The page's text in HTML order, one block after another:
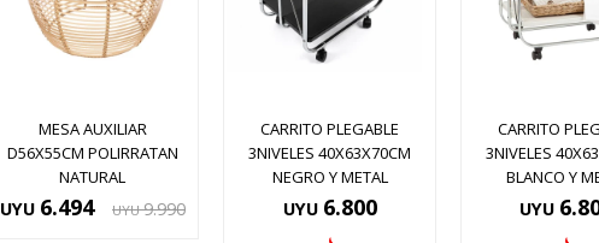
MESA AUXILIAR
D56X55CM POLIRRATAN
NATURAL
UYU 6.494 UYU 9.990
CARRITO PLEGABLE
3NIVELES 40X63X70CM
NEGRO Y METAL
UYU 6.800
CARRITO
3NIVELES
BLANCO Y
UYU